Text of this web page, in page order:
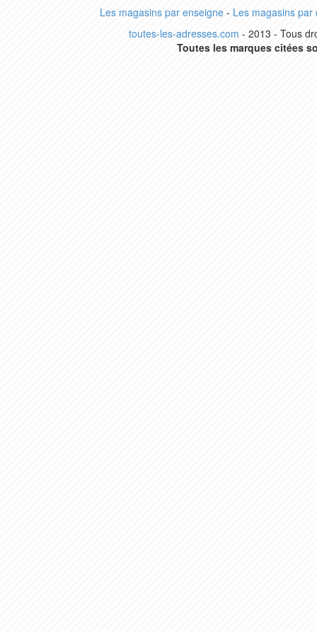
Les magasins par enseigne- Les magasins par
toutes-les-adresses.com - 2013 - Tous
Toutes les marques citées